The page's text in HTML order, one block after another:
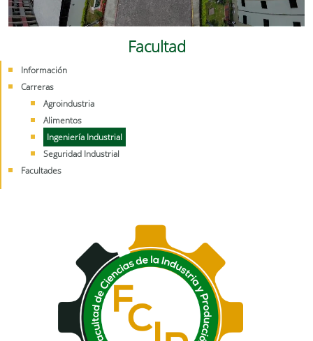
Facultad
Información
Carreras
Agroindustria
Alimentos
Ingeniería Industrial
Seguridad Industrial
Facultades